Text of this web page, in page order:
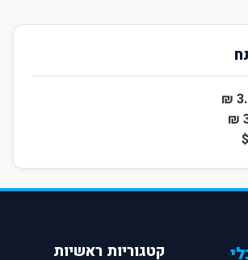
קטגוריות ראשיות